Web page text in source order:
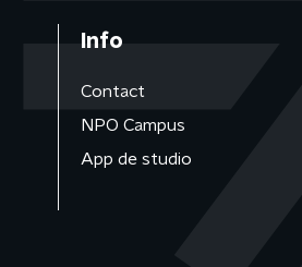
Info
Contact
NPO Campus
App de studio